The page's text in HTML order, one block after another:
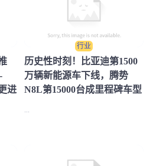
进
行业
历史性时刻！比亚迪第1500
万辆新能源车下线，腾势
N8L第15000台成里程碑车型